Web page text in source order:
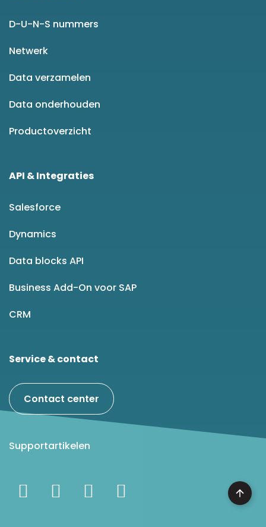
D-U-N-S nummers
Netwerk
Data verzamelen
Data onderhouden
Productoverzicht
API & Integraties
Salesforce
Dynamics
Data blocks API
Business Add-On voor SAP
CRM
Service & contact
Contact center
Supportartikelen